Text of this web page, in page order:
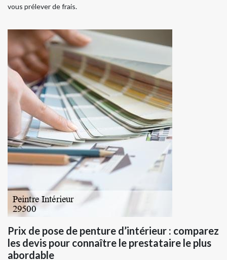
vous prélever de frais.
Prix de pose de penture d’intérieur : comparez
les devis pour connaître le prestataire le plus
abordable